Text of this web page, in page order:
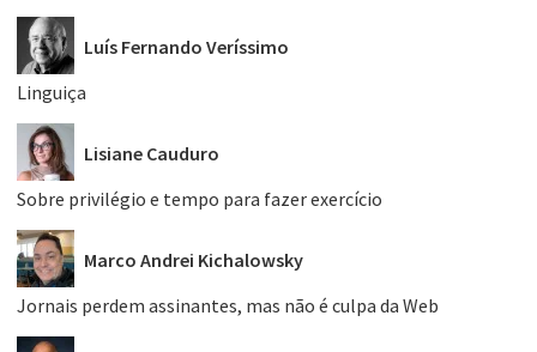
Luís Fernando Veríssimo
Linguiça
Lisiane Cauduro
Sobre privilégio e tempo para fazer exercício
Marco Andrei Kichalowsky
Jornais perdem assinantes, mas não é culpa da Web